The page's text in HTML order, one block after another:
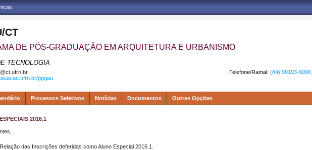
CT
DE PÓS-GRADUAÇÃO EM ARQUITETURA E URBANISMO
TECNOLOGIA
Telefone/Ramal: (84) 99193-6096
ppgau
Processos Seletivos Notícias Documentos Outras Opções
2016.1
das Inscrições deferidas como Aluno Especial 2016.1.